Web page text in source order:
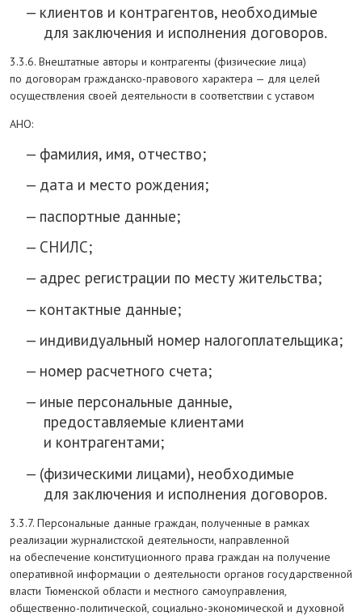
клиентов и контрагентов, необходимые
для заключения и исполнения договоров.
3.3.6. Внештатные авторы и контрагенты (физические лица)
по договорам гражданско-правового характера — для целей
осуществления своей деятельности в соответствии с уставом
АНО:
фамилия, имя, отчество;
дата и место рождения;
паспортные данные;
СНИЛС;
адрес регистрации по месту жительства;
контактные данные;
индивидуальный номер налогоплательщика;
номер расчетного счета;
иные персональные данные,
предоставляемые клиентами
и контрагентами;
(физическими лицами), необходимые
для заключения и исполнения договоров.
3.3.7. Персональные данные граждан, полученные в рамках
реализации журналистской деятельности, направленной
на обеспечение конституционного права граждан на получение
оперативной информации о деятельности органов государственной
власти Тюменской области и местного самоуправления,
общественно-политической, социально-экономической и духовной